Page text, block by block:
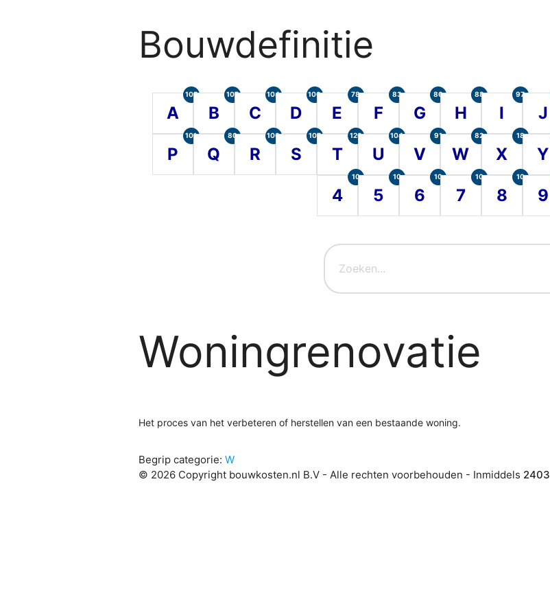
Bouwdefinitie
A
105
B
107
C
104
D
100
E
78
F
83
G
86
H
88
I
97
J
P
101
Q
80
R
100
S
107
T
120
U
104
V
91
W
82
X
18
Y
4
10
5
10
6
10
7
10
8
10
9
Woningrenovatie
Het proces van het verbeteren of herstellen van een bestaande woning.
Begrip categorie: W
© 2026 Copyright bouwkosten.nl B.V - Alle rechten voorbehouden - Inmiddels 2403